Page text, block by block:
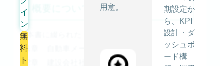
イ
ン
無
料
ト
用意。
期設定か
ら、KPI
設計・ダ
ッシュボ
ード構
本書に綴られた「物語」は
1章 自動車メーカー営業マン